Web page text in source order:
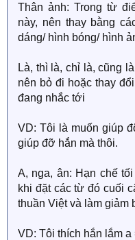
Thân ảnh: Trong từ
này, nên thay bằng
dáng/ hình bóng/ hình
Là, thì là, chỉ là, cũng
nên bỏ đi hoặc thay
đang nhắc tới
VD: Tôi là muốn giúp
giúp đỡ hắn mà thôi.
A, nga, ân: Hạn chế
khi đặt các từ đó cuối
thuần Việt và làm giảm
VD: Tôi thích hắn lắm a